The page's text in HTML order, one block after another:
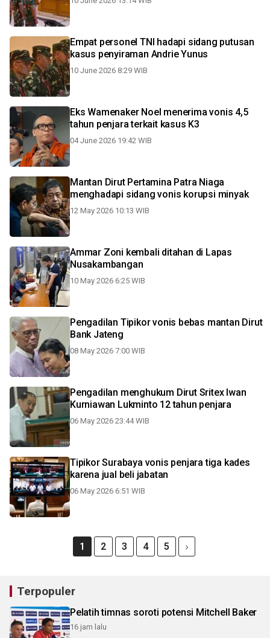
Empat personel TNI hadapi sidang putusan
kasus penyiraman Andrie Yunus
10 June 2026 8:29 WIB
Eks Wamenaker Noel menerima vonis 4,5
tahun penjara terkait kasus K3
04 June 2026 19:42 WIB
Mantan Dirut Pertamina Patra Niaga
menghadapi sidang vonis korupsi minyak
12 May 2026 10:13 WIB
Ammar Zoni kembali ditahan di Lapas
Nusakambangan
10 May 2026 6:25 WIB
Pengadilan Tipikor vonis bebas mantan Dirut
Bank Jateng
08 May 2026 7:00 WIB
Pengadilan menghukum Dirut Sritex Iwan
Kurniawan Lukminto 12 tahun penjara
06 May 2026 23:44 WIB
Tipikor Surabaya vonis penjara tiga kades
karena jual beli jabatan
06 May 2026 6:51 WIB
1 2 3 4 5
Terpopuler
Pelatih timnas soroti potensi Mitchell Baker
16 jam lalu